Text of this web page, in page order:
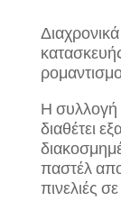
Η συλλογή
διαθέτει
παστέλ
πινελιές